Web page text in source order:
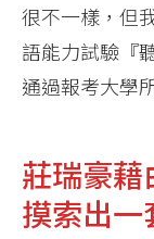
很不一樣，但
語能力試驗『
通過報考大學
莊瑞豪
摸索出一